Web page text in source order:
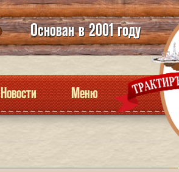
Основан в 2001 году
Новости Меню